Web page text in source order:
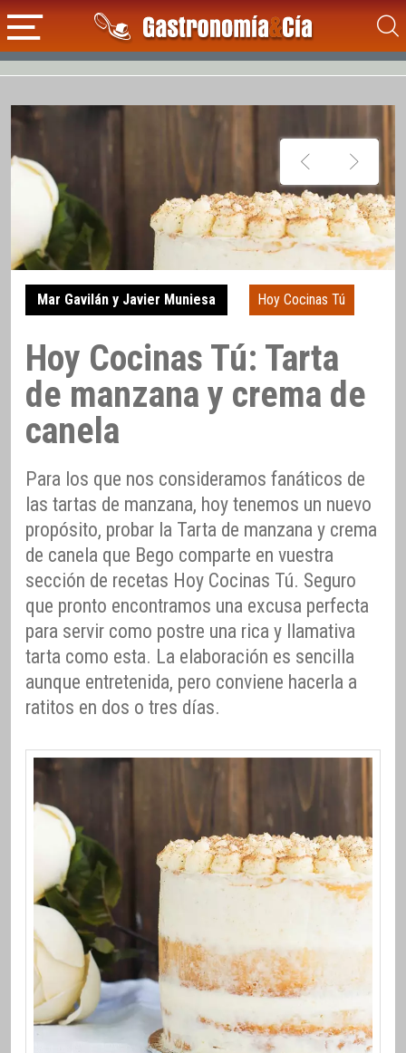
Mar Gavilán y Javier Muniesa Hoy Cocinas Tú
Hoy Cocinas Tú: Tarta
de manzana y crema de
canela
Para los que nos consideramos fanáticos de
las tartas de manzana, hoy tenemos un nuevo
propósito, probar la Tarta de manzana y crema
de canela que Bego comparte en vuestra
sección de recetas Hoy Cocinas Tú. Seguro
que pronto encontramos una excusa perfecta
para servir como postre una rica y llamativa
tarta como esta. La elaboración es sencilla
aunque entretenida, pero conviene hacerla a
ratitos en dos o tres días.